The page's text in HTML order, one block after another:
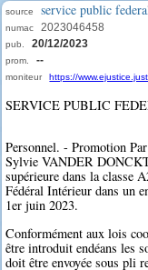
source service public
numac 2023046458
pub. 20/12/2023
prom. --
moniteur https://
SERVICE PUBLIC
Personnel. - Promotion
Sylvie VANDER
supérieure dans la classe
Fédéral Intérieur dans un
1er juin 2023.
Conformément aux lois
être introduit endéans les
doit être envoyée sous pli